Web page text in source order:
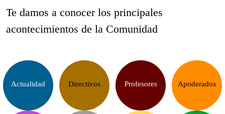
Te damos a conocer los principales
acontecimientos de la Comunidad
Actualidad Directivos Profesores Apoderados